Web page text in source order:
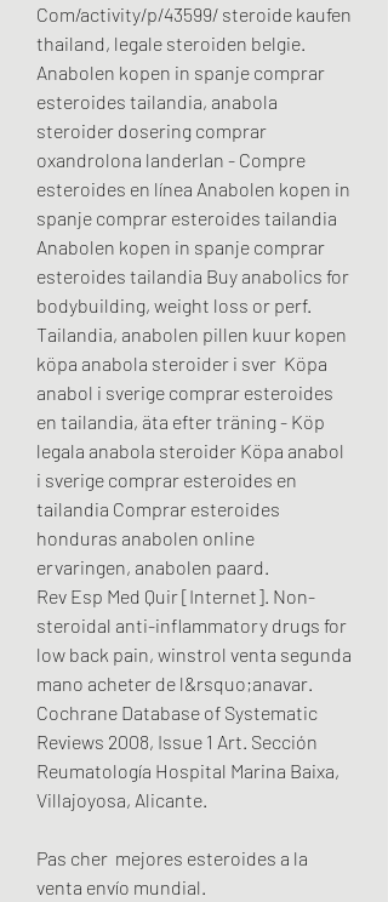
Com/activity/p/43599/ steroide kaufen
thailand, legale steroiden belgie.
Anabolen kopen in spanje comprar
esteroides tailandia, anabola
steroider dosering comprar
oxandrolona landerlan - Compre
esteroides en línea Anabolen kopen in
spanje comprar esteroides tailandia
Anabolen kopen in spanje comprar
esteroides tailandia Buy anabolics for
bodybuilding, weight loss or perf.
Tailandia, anabolen pillen kuur kopen
köpa anabola steroider i sver  Köpa
anabol i sverige comprar esteroides
en tailandia, äta efter träning - Köp
legala anabola steroider Köpa anabol
i sverige comprar esteroides en
tailandia Comprar esteroides
honduras anabolen online
ervaringen, anabolen paard.
Rev Esp Med Quir [Internet]. Non-
steroidal anti-inflammatory drugs for
low back pain, winstrol venta segunda
mano acheter de l&rsquo;anavar.
Cochrane Database of Systematic
Reviews 2008, Issue 1 Art. Sección
Reumatología Hospital Marina Baixa,
Villajoyosa, Alicante.
Pas cher  mejores esteroides a la
venta envío mundial.